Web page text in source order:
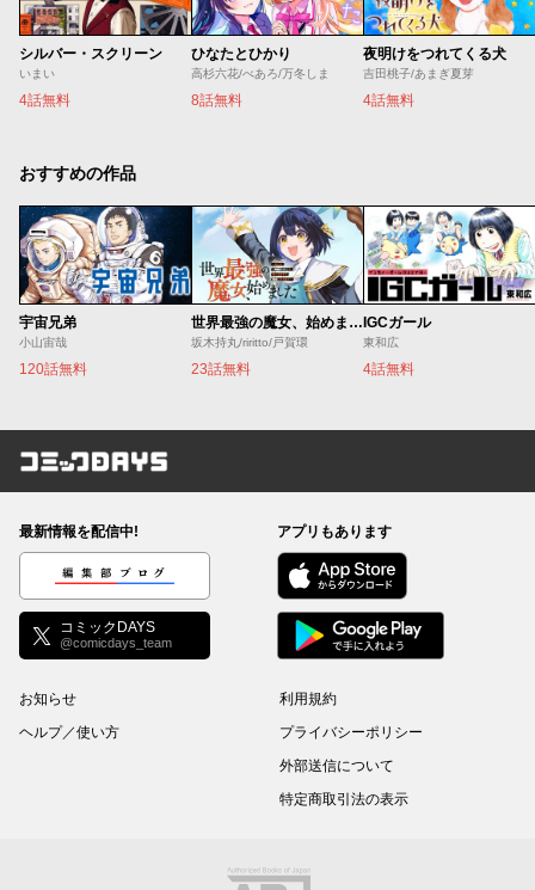
シルバー・スクリーン
いまい
4話無料
ひなたとひかり
高杉六花/べあろ/万冬しま
8話無料
夜明けをつれてくる犬
吉田桃子/あまぎ夏芽
4話無料
おすすめの作品
宇宙兄弟
小山宙哉
120話無料
世界最強の魔女、始めました ～私だけ『攻略サイト』を見れる世界で自由に生きます～
坂木持丸/riritto/戸賀環
23話無料
IGCガール
東和広
4話無料
コミックDAYS
最新情報を配信中!
編集部ブログ
コミックDAYS
@comicdays_team
アプリもあります
お知らせ
ヘルプ／使い方
利用規約
プライバシーポリシー
外部送信について
特定商取引法の表示